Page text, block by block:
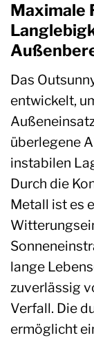
Maximale
Das
entwickelt,
überlegene
instabilen
Durch die
Metall ist es
lange
zuverlässig
Verfall. Die
ermöglicht